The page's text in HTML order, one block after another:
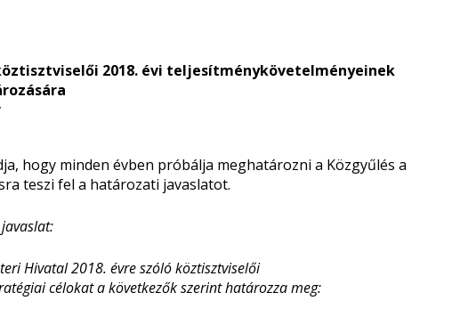
2018. évi teljesítménykövetelményeinek
hogy minden évben próbálja meghatározni a Közgyűlés a
teszi fel a határozati javaslatot.
Hivatal 2018. évre szóló köztisztviselői
célokat a következők szerint határozza meg: